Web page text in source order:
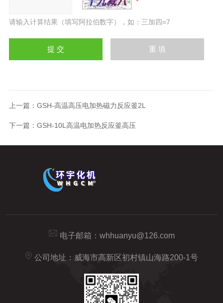
请输入计算结果（填写阿拉伯数字），如：三加四=7
上一篇： GSH-高温高压电加热磁力反应釜2L
下一篇： GSH-10L高温电加热反应釜高压
电子邮箱： whhuanyu@126.com
公司地址：威海市高新区初村镇山海路200-1号